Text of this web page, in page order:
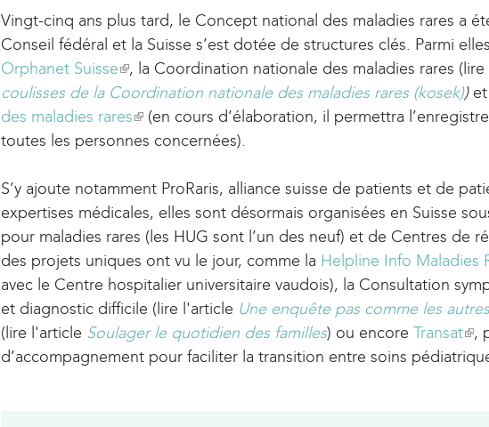
n
k
i
s
e
e
r
n
a
l
)
Vingt­-cinq ans plus tard, le Concept national des maladies rares a
Conseil fédéral et la Suisse s’est dotée de structures clés. Parmi
Orphanet Suisse(
l
i
n
i
s
e
x
t
e
r
n
, la Coordination nationale des maladies rares
coulisses de la Coordination nationale des maladies rares (kosek))
des maladies rares(
l
n
k
i
s
e
x
t
e
(en cours d’élaboration, il permettra
toutes les personnes concernées).
S’y ajoute notamment ProRaris, alliance suisse de patients et de
expertises médicales, elles sont désormais organisées en Suisse
pour maladies rares (les HUG sont l’un des neuf) et de Centres de
des projets uniques ont vu le jour, comme la Helpline Info Maladies
avec le Centre hospitalier universitaire vaudois), la Consultation
et diagnostic difficile (lire l'article Une enquête pas comme les
(lire l'article Soulager le quotidien des familles) ou encoreTransat(
l
,
d’accompagnement pour faciliter la transition entre soins